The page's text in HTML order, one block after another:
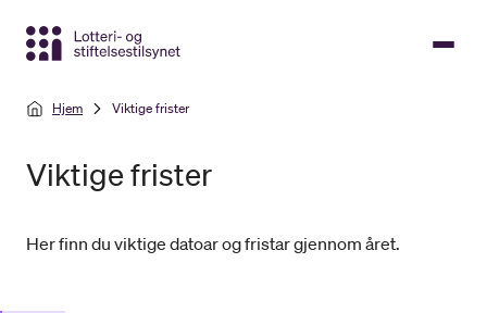
Hjem Viktige frister
Viktige frister
Her finn du viktige datoar og fristar gjennom året.